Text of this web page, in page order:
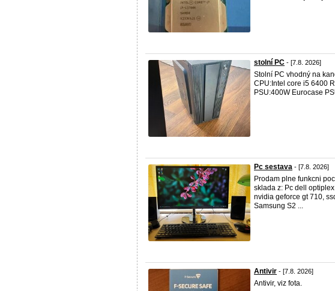
stolní PC - [7.8. 2026]
Stolní PC vhodný na
CPU:Intel core i5 6400
PSU:400W Eurocase
Pc sestava - [7.8. 2026]
Prodam plne funkcni
sklada z: Pc dell
nvidia geforce gt 710,
Samsung S2 ...
Antivir - [7.8. 2026]
Antivir, viz fota.